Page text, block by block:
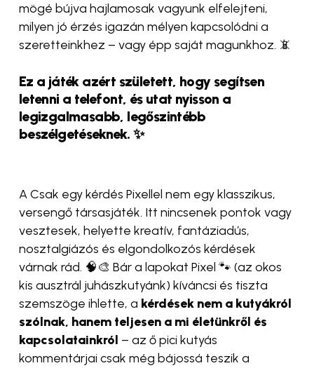
mögé bújva hajlamosak vagyunk elfelejteni,
milyen jó érzés igazán mélyen kapcsolódni a
szeretteinkhez – vagy épp saját magunkhoz. 📵
Ez a játék azért született, hogy segítsen
letenni a telefont, és utat nyisson a
legizgalmasabb, legőszintébb
beszélgetéseknek. ✨
A Csak egy kérdés Pixellel nem egy klasszikus,
versengő társasjáték. Itt nincsenek pontok vagy
vesztesek, helyette kreatív, fantáziadús,
nosztalgiázós és elgondolkozós kérdések
várnak rád. 🧠🎨 Bár a lapokat Pixel 🐾 (az okos
kis ausztrál juhászkutyánk) kíváncsi és tiszta
szemszöge ihlette, a kérdések nem a kutyákról
szólnak, hanem teljesen a mi életünkről és
kapcsolatainkról – az ő pici kutyás
kommentárjai csak még bájossá teszik a